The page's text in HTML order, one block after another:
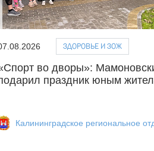
ЗДОРОВЬЕ И ЗОЖ
во дворы»:
праздник юным
Калининградское региональное